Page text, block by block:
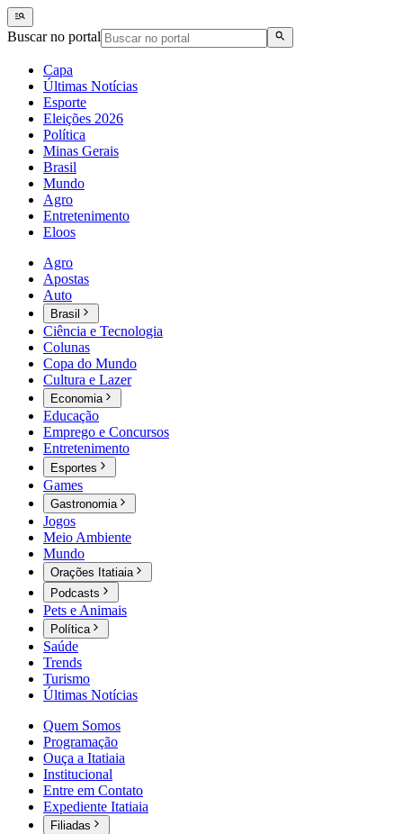
Buscar no portal
Capa
Últimas Notícias
Esporte
Eleições 2026
Política
Minas Gerais
Brasil
Mundo
Agro
Entretenimento
Eloos
Agro
Apostas
Auto
Brasil
Ciência e Tecnologia
Colunas
Copa do Mundo
Cultura e Lazer
Economia
Educação
Emprego e Concursos
Entretenimento
Esportes
Games
Gastronomia
Jogos
Meio Ambiente
Mundo
Orações Itatiaia
Podcasts
Pets e Animais
Política
Saúde
Trends
Turismo
Últimas Notícias
Quem Somos
Programação
Ouça a Itatiaia
Institucional
Entre em Contato
Expediente Itatiaia
Filiadas